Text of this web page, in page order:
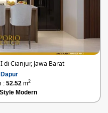
di Cianjur, Jawa Barat
Dapur
: 52.52m2
Style Modern